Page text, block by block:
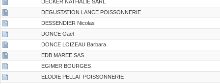
DECKER NATHALIE SARL
DEGUSTATION LANCE POISSONNERIE
DESSENDIER Nicolas
DONCE Gaël
DONCE LOIZEAU Barbara
EDB MAREE SAS
EGIMER BOURGES
ELODIE PELLAT POISSONNERIE